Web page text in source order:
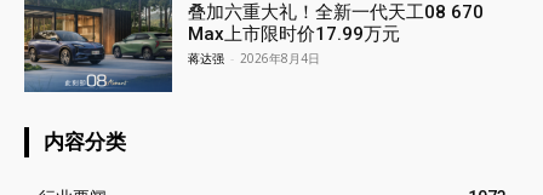
叠加六重大礼！全新一代天工08 670
Max上市限时价17.99万元
蒋达强 - 2026年8月4日
内容分类